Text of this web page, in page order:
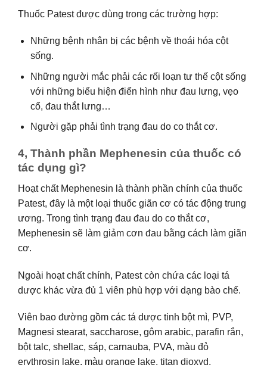
Thuốc Patest được dùng trong các trường hợp:
Những bệnh nhân bị các bệnh về thoái hóa cột
sống.
Những người mắc phải các rối loạn tư thế cột sống
với những biểu hiện điển hình như đau lưng, vẹo
cổ, đau thắt lưng…
Người gặp phải tình trạng đau do co thắt cơ.
4, Thành phần Mephenesin của thuốc có
tác dụng gì?
Hoạt chất Mephenesin là thành phần chính của thuốc
Patest, đây là một loại thuốc giãn cơ có tác động trung
ương. Trong tình trạng đau đau do co thắt cơ,
Mephenesin sẽ làm giảm cơn đau bằng cách làm giãn
cơ.
Ngoài hoạt chất chính, Patest còn chứa các loại tá
dược khác vừa đủ 1 viên phù hợp với dạng bào chế.
Viên bao đường gồm các tá dược tinh bột mì, PVP,
Magnesi stearat, saccharose, gôm arabic, parafin rắn,
bột talc, shellac, sáp, carnauba, PVA, màu đỏ
erythrosin lake, màu orange lake, titan dioxyd.